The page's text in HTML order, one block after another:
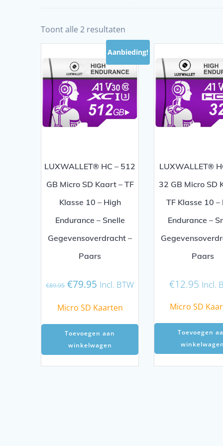
Toont alle 2 resultaten
Aanbieding!
LUXWALLET® HC – 512
GB Micro SD Kaart – TF
Klasse 10 – High
Endurance – Snelle
Gegevensoverdracht –
Paars
€89.95 Oorspronkelijke
was:
€79.95 Huidige
is:
Incl. BTW
Micro SD Kaarten
Toevoegen aan
winkelwagen
LUXWALLET®
32 GB Micro SD
TF Klasse 10 –
Endurance –
Paars
€12.95 Incl.
Micro SD
Toevoegen
winkelwagen